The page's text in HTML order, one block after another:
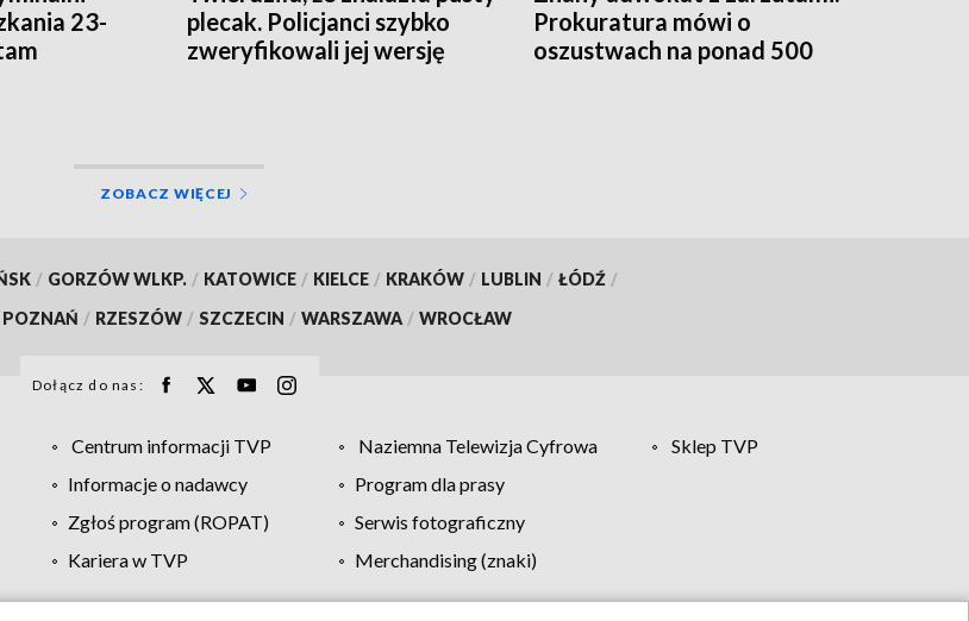
23-
plecak. Policjanci szybko
zweryfikowali jej wersję
Prokuratura mówi o
oszustwach na ponad 500
ZOBACZ WIĘCEJ
/ GORZÓW WLKP. / KATOWICE / KIELCE / KRAKÓW / LUBLIN / ŁÓDŹ /
POZNAŃ / RZESZÓW / SZCZECIN / WARSZAWA / WROCŁAW
Dołącz do nas:
Centrum informacji TVP Naziemna Telewizja Cyfrowa
Sklep TVP
Informacje o nadawcy
Program dla prasy
Zgłoś program (ROPAT)
Serwis fotograficzny
Kariera w TVP
Merchandising (znaki)